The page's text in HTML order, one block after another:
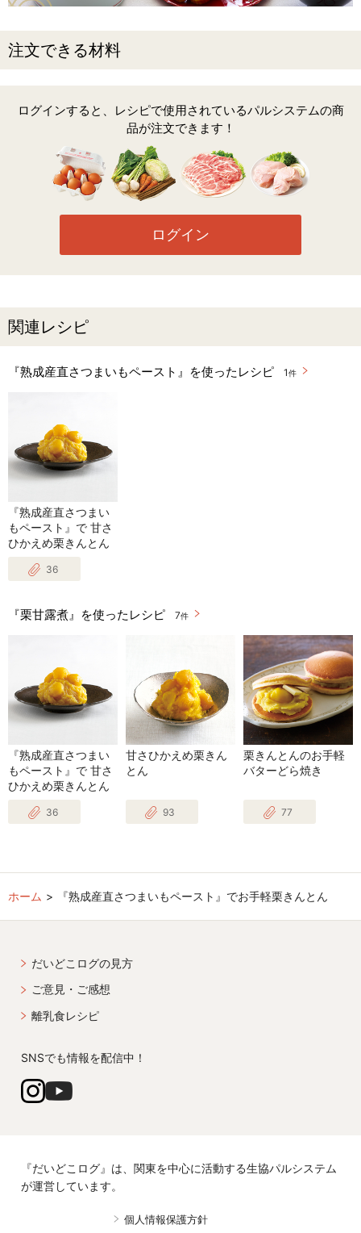
注文できる材料
ログインすると、レシピで使用されているパルシステムの商
品が注文できます！
ログイン
関連レシピ
『熟成産直さつまいもペースト』を使ったレシピ 1 件
『熟成産直さつまい
もペースト』で 甘さ
ひかえめ栗きんとん
36
『栗甘露煮』を使ったレシピ 7件
『熟成産直さつまい
もペースト』で 甘さ
ひかえめ栗きんとん
36
甘さひかえめ栗きん
とん
93
栗きんとんのお手軽
バターどら焼き
77
ホーム 『熟成産直さつまいもペースト』でお手軽栗きんとん
だいどこログの見方
ご意見・ご感想
離乳食レシピ
SNSでも情報を配信中！
『だいどこログ』は、関東を中心に活動する生協パルシステム
が運営しています。
個人情報保護方針